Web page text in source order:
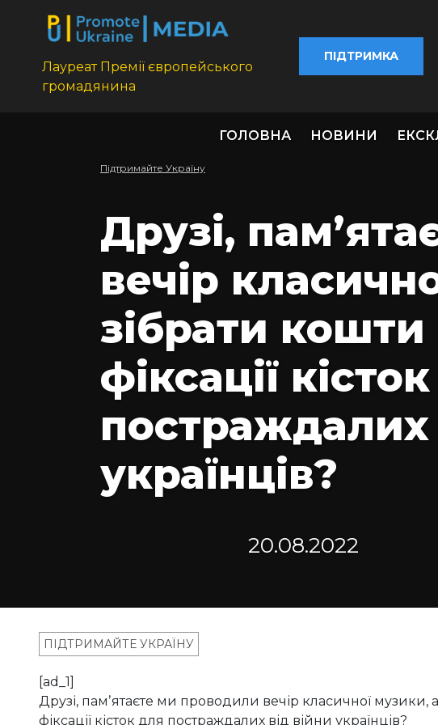
Лауреат Премії європейського
громадянина
ПІДТРИМКА
ГОЛОВНА НОВИНИ
Підтримайте Україну
Друзі,
вечір
зібрати
фіксації
постраждалих
українців?
20.08.2022
ПІДТРИМАЙТЕ УКРАЇНУ
[ad_1]
Друзі, памʼятаєте ми проводили вечір класичної музики,
фіксації кісток для постраждалих від війни українців?